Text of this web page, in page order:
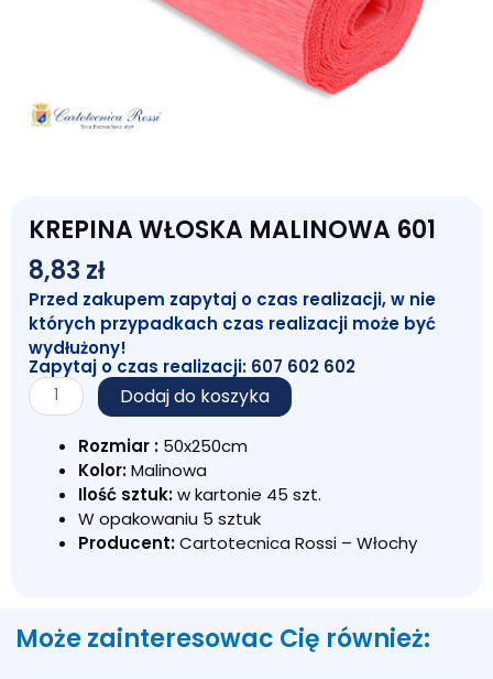
KREPINA WŁOSKA MALINOWA 601
8,83 zł
Przed zakupem zapytaj o czas realizacji, w nie
których przypadkach czas realizacji może być
wydłużony!
Zapytaj o czas realizacji: 607 602 602
ilość
KREPINA
WŁOSKA
MALINOWA
Dodaj do koszyka
Rozmiar : 50x250cm
Kolor:Malinowa
Ilość sztuk:w kartonie 45 szt.
W opakowaniu 5 sztuk
Producent:Cartotecnica Rossi – Włochy
Może zainteresowac Cię również: